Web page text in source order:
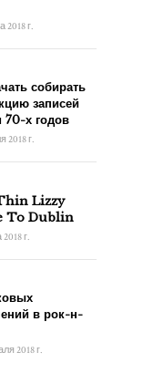
2018 г.
собирать
записей
70-х годов
2018 г.
Lizzy
To Dublin
г.
в рок-н-
2018 г.